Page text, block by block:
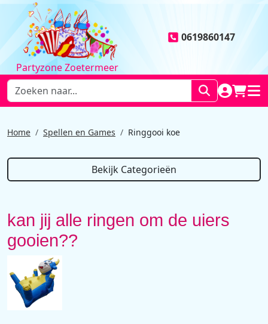
Partyzone Zoetermeer
0619860147
NAAR
Home Spellen en Games Ringgooi koe
Bekijk Categorieën
kan jij alle ringen om de uiers
gooien??